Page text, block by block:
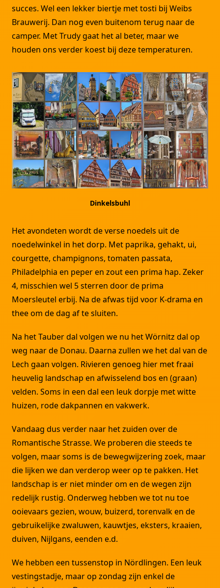
succes. Wel een lekker biertje met tosti bij Weibs
Brauwerij. Dan nog even buitenom terug naar de
camper. Met Trudy gaat het al beter, maar we
houden ons verder koest bij deze temperaturen.
Dinkelsbuhl
Het avondeten wordt de verse noedels uit de
noedelwinkel in het dorp. Met paprika, gehakt, ui,
courgette, champignons, tomaten passata,
Philadelphia en peper en zout een prima hap. Zeker
4, misschien wel 5 sterren door de prima
Moersleutel erbij. Na de afwas tijd voor K-drama en
thee om de dag af te sluiten.
Na het Tauber dal volgen we nu het Wörnitz dal op
weg naar de Donau. Daarna zullen we het dal van de
Lech gaan volgen. Rivieren genoeg hier met fraai
heuvelig landschap en afwisselend bos en (graan)
velden. Soms in een dal een leuk dorpje met witte
huizen, rode dakpannen en vakwerk.
Vandaag dus verder naar het zuiden over de
Romantische Strasse. We proberen die steeds te
volgen, maar soms is de bewegwijzering zoek, maar
die lijken we dan verderop weer op te pakken. Het
landschap is er niet minder om en de wegen zijn
redelijk rustig. Onderweg hebben we tot nu toe
ooievaars gezien, wouw, buizerd, torenvalk en de
gebruikelijke zwaluwen, kauwtjes, eksters, kraaien,
duiven, Nijlgans, eenden e.d.
We hebben een tussenstop in Nördlingen. Een leuk
vestingstadje, maar op zondag zijn enkel de